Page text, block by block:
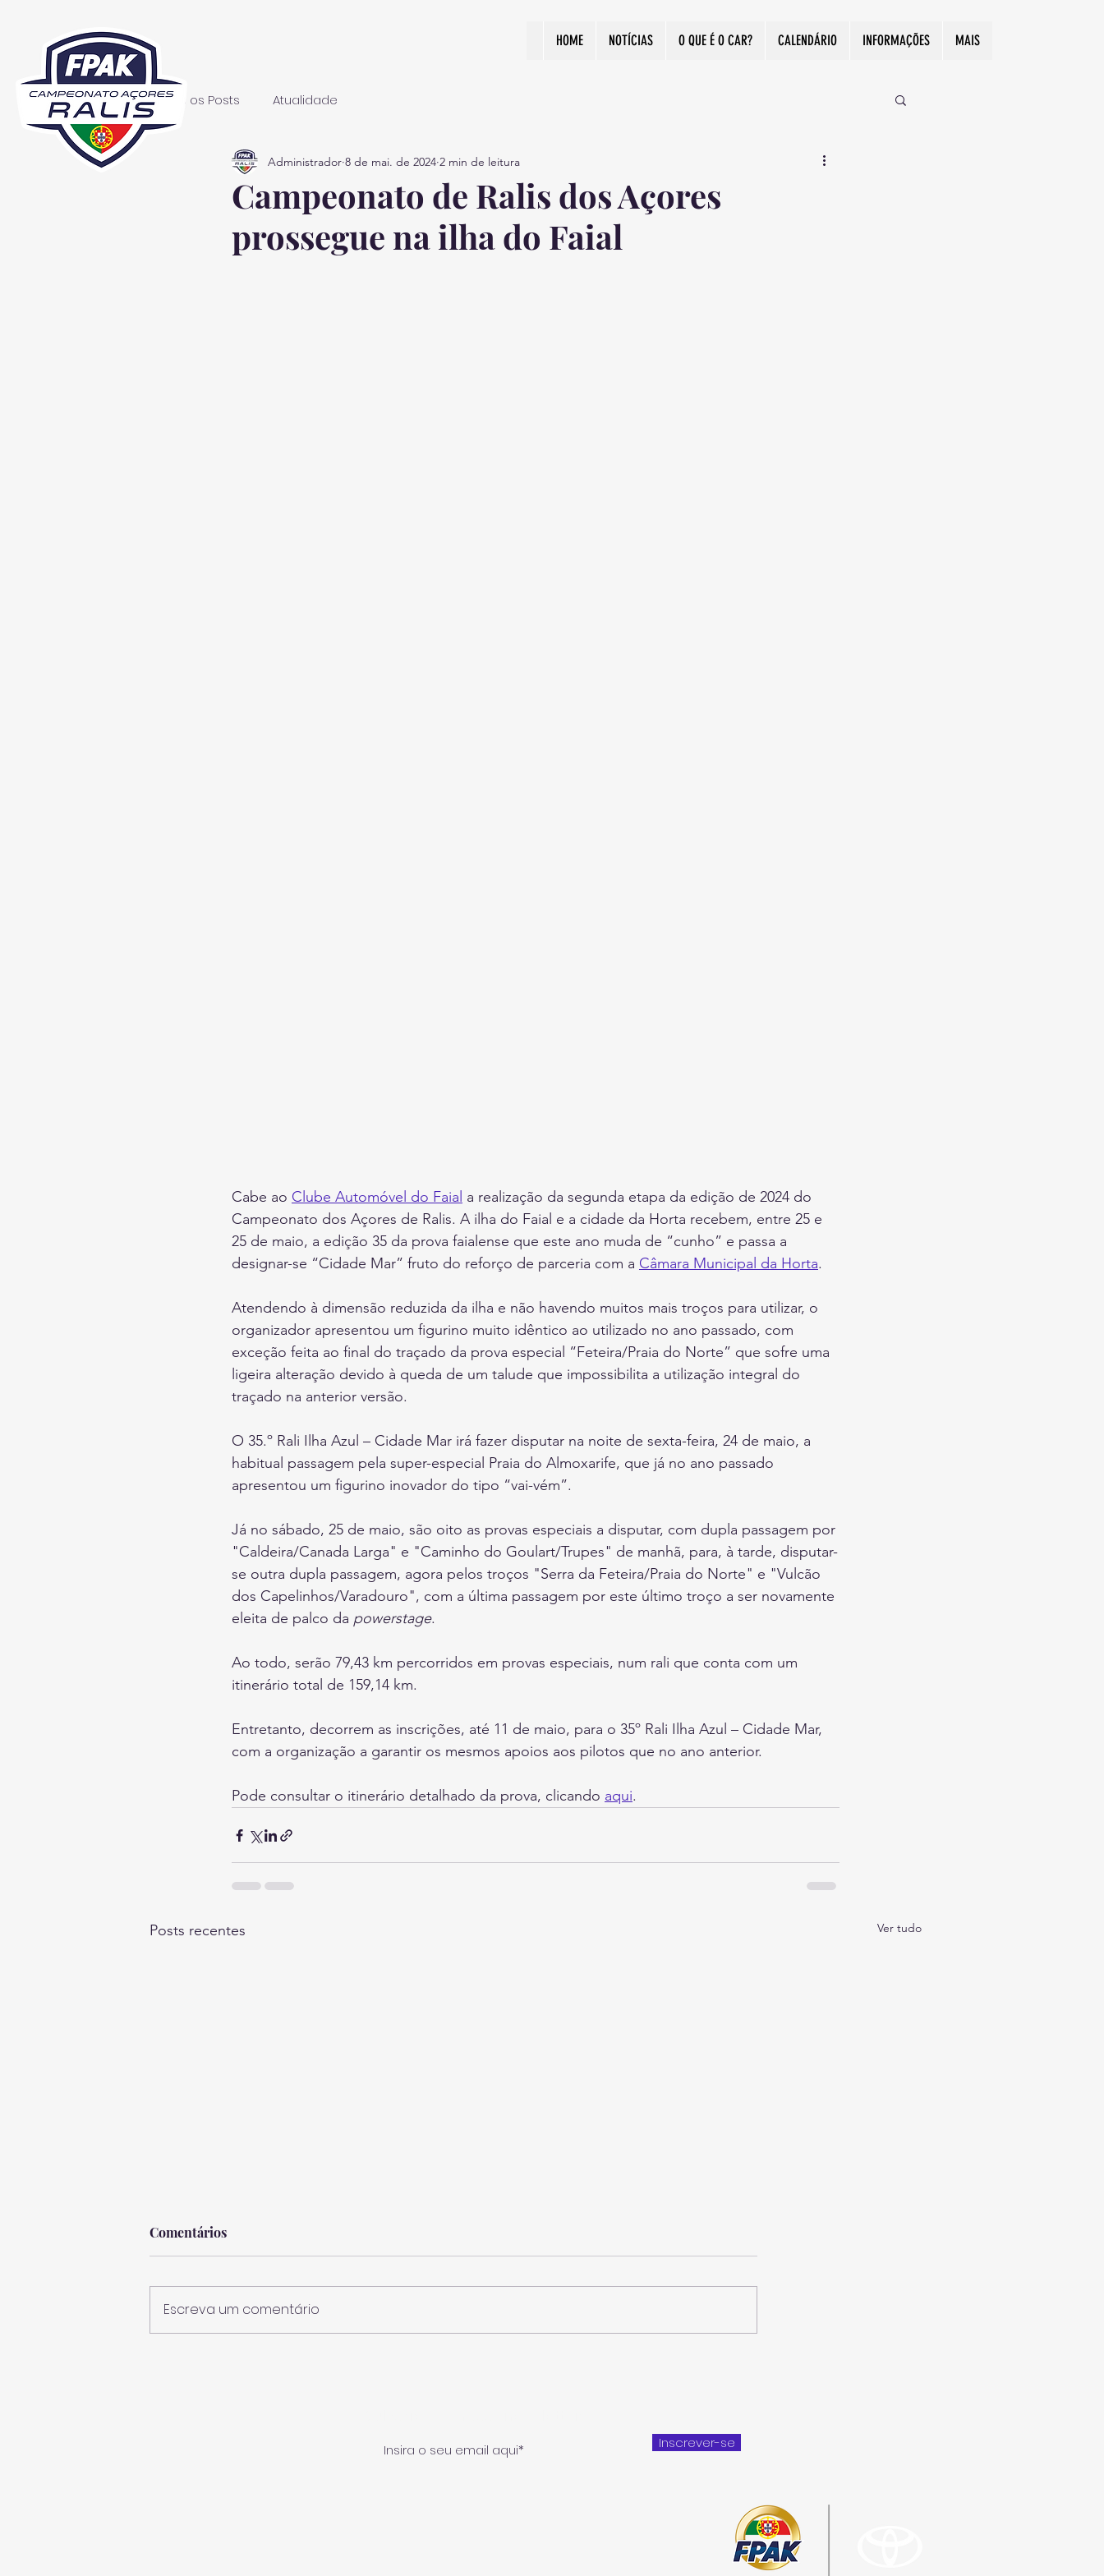
HOME NOTÍCIAS O QUE É O CAR? CALENDÁRIO INFORMAÇÕES MAIS
Todos os Posts Atualidade
Campeonato de Ralis dos Açores
prossegue na ilha do Faial
Administrador 8 de mai. de 2024 2 min de leitura
Cabe ao Clube Automóvel do Faial a realização da segunda etapa da edição de 2024 do
Campeonato dos Açores de Ralis. A ilha do Faial e a cidade da Horta recebem, entre 25 e
25 de maio, a edição 35 da prova faialense que este ano muda de “cunho” e passa a
designar-se “Cidade Mar” fruto do reforço de parceria com a Câmara Municipal da Horta.
Atendendo à dimensão reduzida da ilha e não havendo muitos mais troços para utilizar, o
organizador apresentou um figurino muito idêntico ao utilizado no ano passado, com
exceção feita ao final do traçado da prova especial “Feteira/Praia do Norte” que sofre uma
ligeira alteração devido à queda de um talude que impossibilita a utilização integral do
traçado na anterior versão.
O 35.º Rali Ilha Azul – Cidade Mar irá fazer disputar na noite de sexta-feira, 24 de maio, a
habitual passagem pela super-especial Praia do Almoxarife, que já no ano passado
apresentou um figurino inovador do tipo “vai-vém”.
Já no sábado, 25 de maio, são oito as provas especiais a disputar, com dupla passagem por
"Caldeira/Canada Larga" e "Caminho do Goulart/Trupes" de manhã, para, à tarde, disputar-
se outra dupla passagem, agora pelos troços "Serra da Feteira/Praia do Norte" e "Vulcão
dos Capelinhos/Varadouro", com a última passagem por este último troço a ser novamente
eleita de palco da powerstage.
Ao todo, serão 79,43 km percorridos em provas especiais, num rali que conta com um
itinerário total de 159,14 km.
Entretanto, decorrem as inscrições, até 11 de maio, para o 35º Rali Ilha Azul – Cidade Mar,
com a organização a garantir os mesmos apoios aos pilotos que no ano anterior.
Pode consultar o itinerário detalhado da prova, clicando aqui.
Posts recentes Ver tudo
Comentários
Escreva um comentário
Inscrever-se